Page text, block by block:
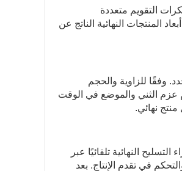
التقويم متعددة
المنتجات النهائية الناتج عن
وفقًا للزاوية والحجم
عزم الثني والموضع في الوقت
نهائي.
النهائية تلقائيًا عبر
في تقدم الإنتاج. بعد